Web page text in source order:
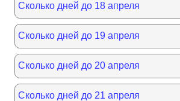
Сколько дней до 18 апреля
Сколько дней до 19 апреля
Сколько дней до 20 апреля
Сколько дней до 21 апреля